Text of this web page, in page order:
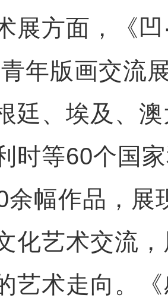
方面，《凹
年版画交流
廷、埃及、
时等60个国
余幅作品，展
化艺术交流
艺术走向。